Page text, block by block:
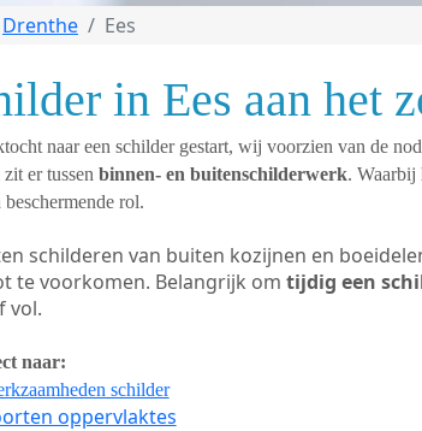
Drenthe Ees
in Ees aan het
naar een schilder gestart, wij voorzien van de
er tussen binnen- en buitenschilderwerk. Waarbij
beschermende rol.
schilderen van buiten kozijnen en
te voorkomen. Belangrijk om tijdig een
vol.
naar:
schilder
oppervlaktes